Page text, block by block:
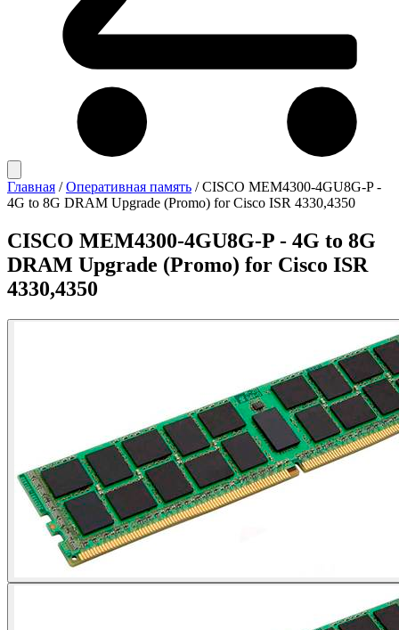
Главная / Оперативная память / CISCO MEM4300-4GU8G-P -
4G to 8G DRAM Upgrade (Promo) for Cisco ISR 4330,4350
CISCO MEM4300-4GU8G-P - 4G to 8G
DRAM Upgrade (Promo) for Cisco ISR
4330,4350